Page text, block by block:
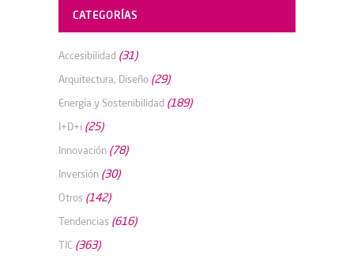
CATEGORÍAS
Accesibilidad (31)
Arquitectura, Diseño (29)
Energía y Sostenibilidad (189)
I+D+i (25)
Innovación (78)
Inversión (30)
Otros (142)
Tendencias (616)
TIC (363)